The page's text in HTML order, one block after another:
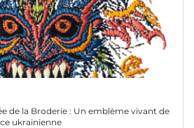
de la Broderie : Un emblème vivant de
ukrainienne